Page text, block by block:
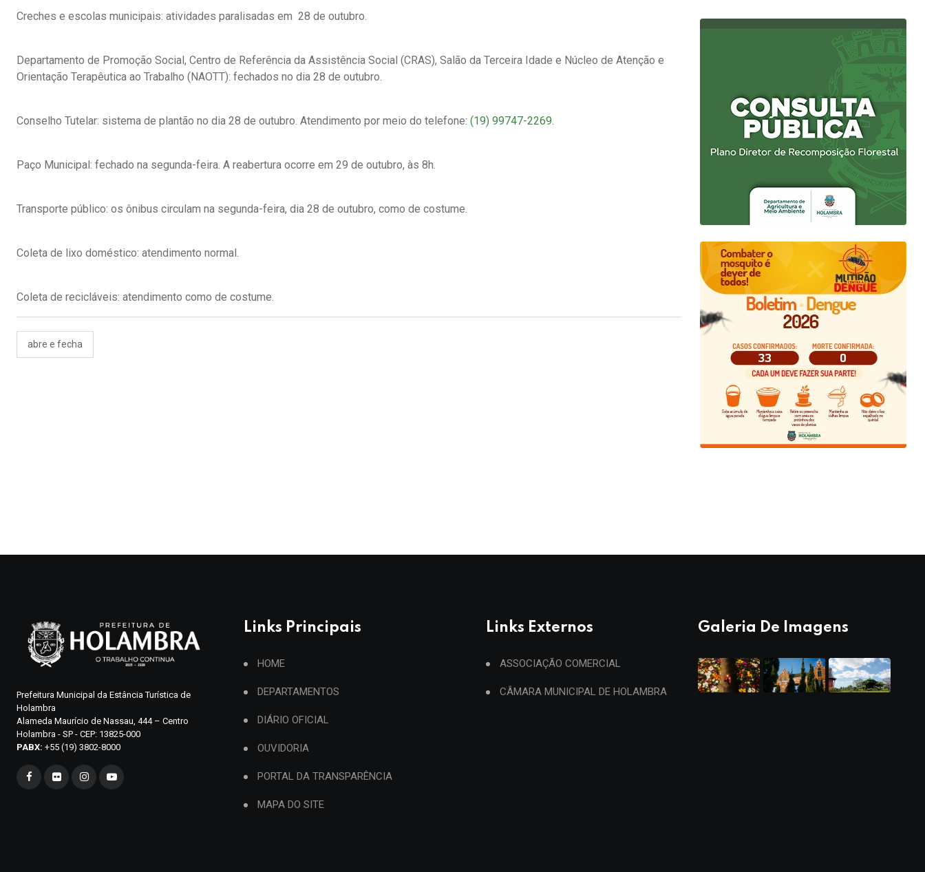
Creches e escolas municipais: atividades paralisadas em 28 de outubro.
Departamento de Promoção Social, Centro de Referência da Assistência Social (CRAS), Salão da Terceira Idade e Núcleo de Atenção e
Orientação Terapêutica ao Trabalho (NAOTT): fechados no dia 28 de outubro.
Conselho Tutelar: sistema de plantão no dia 28 de outubro. Atendimento por meio do telefone: (19) 99747-2269
Paço Municipal: fechado na segunda-feira. A reabertura ocorre em 29 de outubro, às 8h.
Transporte público: os ônibus circulam na segunda-feira, dia 28 de outubro, como de costume.
Coleta de lixo doméstico: atendimento normal.
Coleta de recicláveis: atendimento como de costume.
abre e fecha
Prefeitura Municipal da Estância Turística de
Holambra
Alameda Maurício de Nassau, 444 – Centro
Holambra - SP - CEP: 13825-000
PABX: +55 (19) 3802-8000
Links Principais
HOME
DEPARTAMENTOS
DIÁRIO OFICIAL
OUVIDORIA
PORTAL DA TRANSPARÊNCIA
MAPA DO SITE
Links Externos
ASSOCIAÇÃO COMERCIAL
CÂMARA MUNICIPAL DE HOLAMBRA
Galeria De Imagens